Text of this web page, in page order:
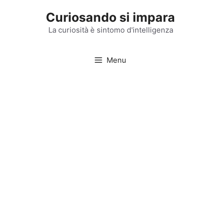
Curiosando si impara
La curiosità è sintomo d'intelligenza
Menu